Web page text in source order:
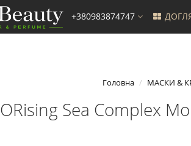
+380983874747
Головна МАСКИ &
ORising Sea Complex